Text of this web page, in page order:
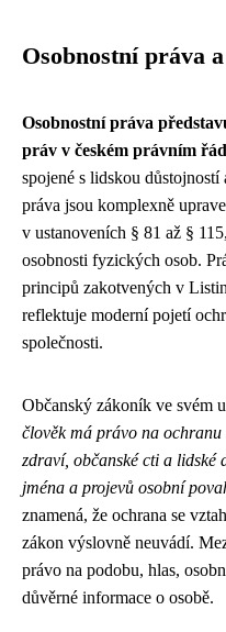
Osobnostní práva
Osobnostní práva
práv v českém právním
spojené s lidskou
práva jsou komplexně
v ustanoveních § 81 až §
osobnosti fyzických osob.
principů zakotvených v
reflektuje moderní pojetí
společnosti.
Občanský zákoník ve svém
člověk má právo na ochranu
zdraví, občanské cti a lidské
jména a projevů osobní
znamená, že ochrana se
zákon výslovně neuvádí.
právo na podobu, hlas,
důvěrné informace o osobě.